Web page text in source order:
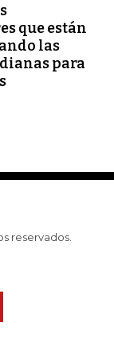
que están
las
para
reservados.